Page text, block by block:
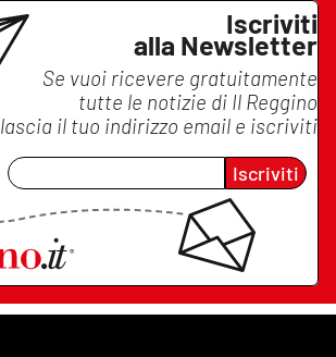
Iscriviti
alla Newsletter
Se vuoi ricevere gratuitamente
tutte le notizie di Il Reggino
lascia il tuo indirizzo email e iscriviti
Iscriviti